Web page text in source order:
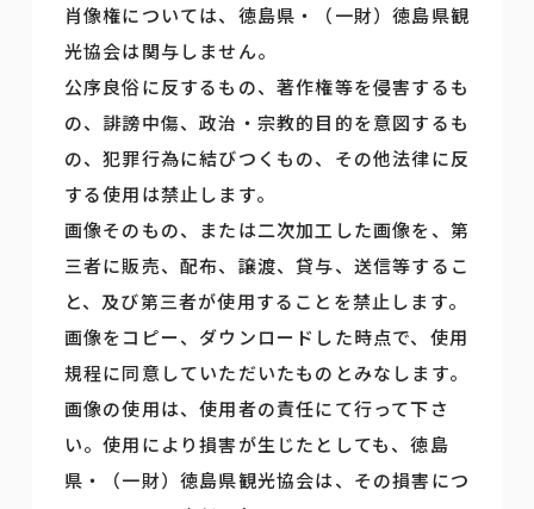
肖像権については、徳島県・（一財）徳島県観
光協会は関与しません。
公序良俗に反するもの、著作権等を侵害するも
の、誹謗中傷、政治・宗教的目的を意図するも
の、犯罪行為に結びつくもの、その他法律に反
する使用は禁止します。
画像そのもの、または二次加工した画像を、第
三者に販売、配布、譲渡、貸与、送信等するこ
と、及び第三者が使用することを禁止します。
画像をコピー、ダウンロードした時点で、使用
規程に同意していただいたものとみなします。
画像の使用は、使用者の責任にて行って下さ
い。使用により損害が生じたとしても、徳島
県・（一財）徳島県観光協会は、その損害につ